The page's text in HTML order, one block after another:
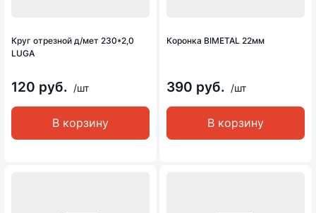
Круг отрезной д/мет 230*2,0
LUGA
120 руб. /шт
В корзину
Коронка BIMETAL 22мм
390 руб. /шт
В корзину